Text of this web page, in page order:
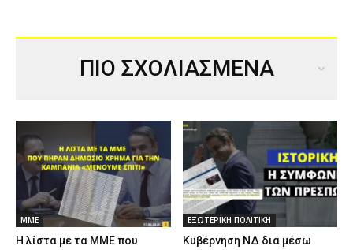
ΠΙΟ ΣΧΟΛΙΑΣΜΕΝΑ
ΜΜΕ
Η λίστα με τα ΜΜΕ που
ΕΞΩΤΕΡΙΚΗ ΠΟΛΙΤΙΚΗ
Κυβέρνηση ΝΔ δια μέσω